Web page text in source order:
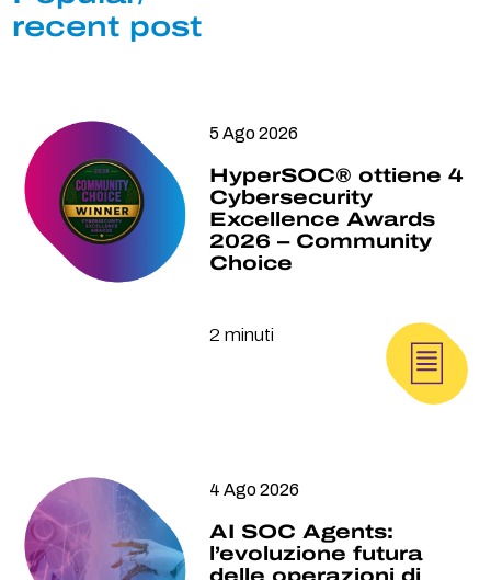
recent post
5 Ago 2026
HyperSOC® ottiene 4
Cybersecurity
Excellence Awards
2026 – Community
Choice
2 minuti
4 Ago 2026
AI SOC Agents:
l’evoluzione futura